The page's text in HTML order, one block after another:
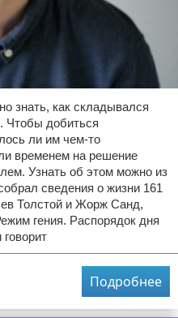
знать, как складывался
Чтобы добиться
ли им чем-то
временем на решение
Узнать об этом можно из
сведения о жизни 161
Толстой и Жорж Санд,
гения. Распорядок дня
Подробнее